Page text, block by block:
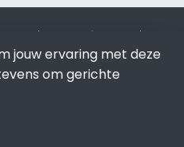
door SEO-bureau
Lion
bewezen resultaten?SEO
.Tielis onderdeel van Lion
jouw ervaring met deze
om gerichte